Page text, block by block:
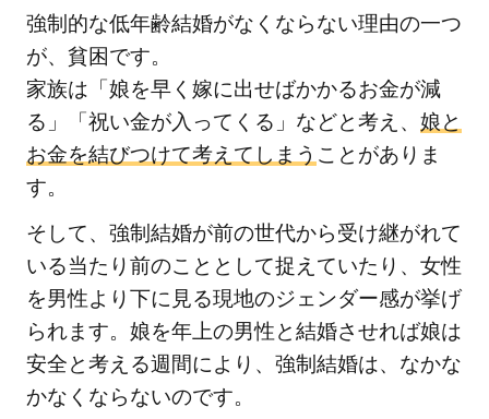
ユニ
セフ
協
会：
知名
度の
頼に
6.4
【寄
付先4】認
定NPO法人
REALs（リ
アルズ）：
強制的な低年齢結婚がなくならない理由の一つ
が、貧困です。
家族は「娘を早く嫁に出せばかかるお金が減
る」「祝い金が入ってくる」などと考え、 娘と
お金を結びつけて考えてしまう ことがありま
す。
そして、強制結婚が前の世代から受け継がれて
いる当たり前のこととして捉えていたり、女性
を男性より下に見る現地のジェンダー感が挙げ
られます。娘を年上の男性と結婚させれば娘は
安全と考える週間により、強制結婚は、なかな
かなくならないのです。